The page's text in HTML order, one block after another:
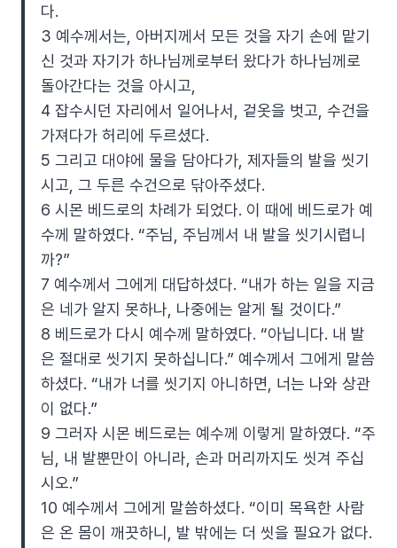
다.
3 예수께서는, 아버지께서 모든 것을 자기 손에 맡기
신 것과 자기가 하나님께로부터 왔다가 하나님께로
돌아간다는 것을 아시고,
4 잡수시던 자리에서 일어나서, 겉옷을 벗고, 수건을
가져다가 허리에 두르셨다.
5 그리고 대야에 물을 담아다가, 제자들의 발을 씻기
시고, 그 두른 수건으로 닦아주셨다.
6 시몬 베드로의 차례가 되었다. 이 때에 베드로가 예
수께 말하였다. “주님, 주님께서 내 발을 씻기시렵니
까?”
7 예수께서 그에게 대답하셨다. “내가 하는 일을 지금
은 네가 알지 못하나, 나중에는 알게 될 것이다.”
8 베드로가 다시 예수께 말하였다. “아닙니다. 내 발
은 절대로 씻기지 못하십니다.” 예수께서 그에게 말씀
하셨다. “내가 너를 씻기지 아니하면, 너는 나와 상관
이 없다.”
9 그러자 시몬 베드로는 예수께 이렇게 말하였다. “주
님, 내 발뿐만이 아니라, 손과 머리까지도 씻겨 주십
시오.”
10 예수께서 그에게 말씀하셨다. “이미 목욕한 사람
은 온 몸이 깨끗하니, 발 밖에는 더 씻을 필요가 없다.